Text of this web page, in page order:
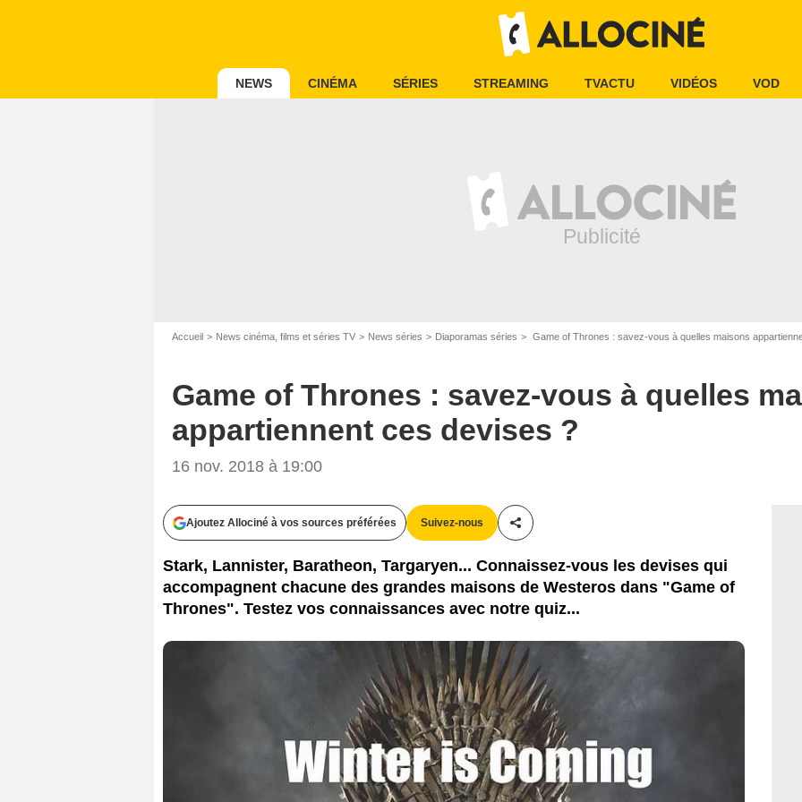
NEWS CINÉMA SÉRIES STREAMING TVACTU VIDÉOS VOD
Accueil News cinéma, films et séries TV News séries Diaporamas séries Game of Thrones : savez-vous à quelles maisons
Game of Thrones : savez-vous à quelles
appartiennent ces devises ?
16 nov. 2018 à 19:00
Ajoutez Allociné à vos sources préférées Suivez-nous
Partager cet article
Stark, Lannister, Baratheon, Targaryen... Connaissez-vous les devises qui
accompagnent chacune des grandes maisons de Westeros dans "Game of
Thrones". Testez vos connaissances avec notre quiz...
HBO